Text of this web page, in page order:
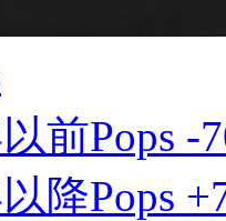
前Pops -
降Pops